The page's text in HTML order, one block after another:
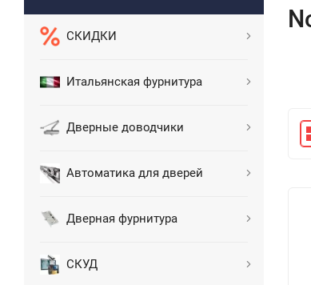
СКИДКИ
Итальянская фурнитура
Дверные доводчики
Автоматика для дверей
Дверная фурнитура
СКУД